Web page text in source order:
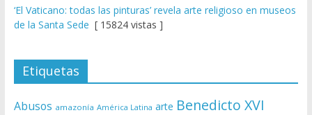
‘El Vaticano: todas las pinturas’ revela arte religioso en museos
de la Santa Sede [ 15824 vistas ]
Etiquetas
Abusos amazonía América Latina arte Benedicto XVI